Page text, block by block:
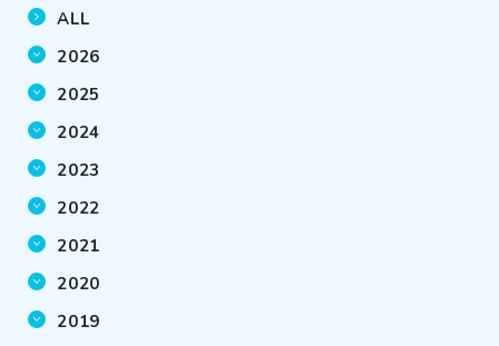
ALL
2026
2025
2024
2023
2022
2021
2020
2019